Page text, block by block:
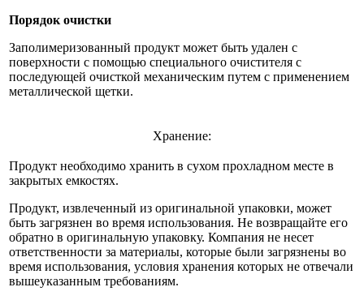
Порядок очистки
Заполимеризованный продукт может быть удален с
поверхности с помощью специального очистителя с
последующей очисткой механическим путем с применением
металлической щетки.
Хранение:
Продукт необходимо хранить в сухом прохладном месте в
закрытых емкостях.
Продукт, извлеченный из оригинальной упаковки, может
быть загрязнен во время использования. Не возвращайте его
обратно в оригинальную упаковку. Компания не несет
ответственности за материалы, которые были загрязнены во
время использования, условия хранения которых не отвечали
вышеуказанным требованиям.